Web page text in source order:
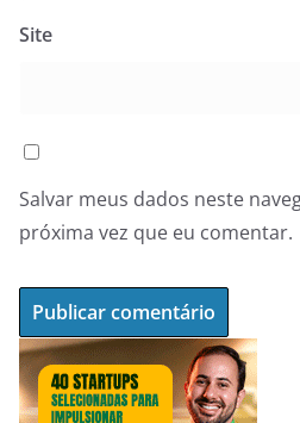
Site
Salvar meus dados neste
próxima vez que eu comentar.